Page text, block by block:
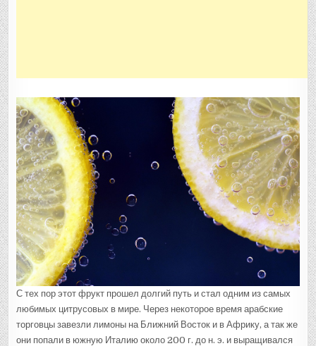
С тех пор этот фрукт прошел долгий путь и стал одним из самых
любимых цитрусовых в мире. Через некоторое время арабские
торговцы завезли лимоны на Ближний Восток и в Африку, а так же
они попали в южную Италию около 200 г. до н. э. и выращивался